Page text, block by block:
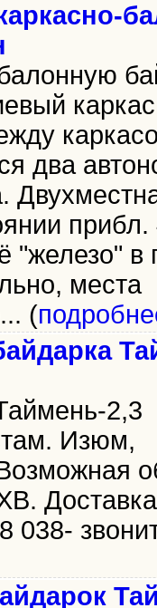
два
"железо" в
места
(
2,3
Изюм,
038-